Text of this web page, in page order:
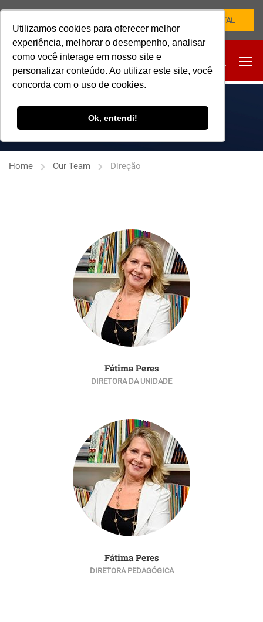
Utilizamos cookies para oferecer melhor
experiência, melhorar o desempenho, analisar
como você interage em nosso site e
personalizar conteúdo. Ao utilizar este site, você
concorda com o uso de cookies.
Ok, entendi!
NOVO PORTAL
DIREÇÃO
Home Our Team Direção
Fátima Peres
DIRETORA DA UNIDADE
Fátima Peres
DIRETORA PEDAGÓGICA